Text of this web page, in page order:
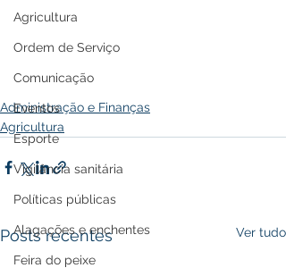
Agricultura
Ordem de Serviço
Comunicação
Eventos
Esporte
Vigilância sanitária
Políticas públicas
Alagações e enchentes
Feira do peixe
Administração e Finanças
Agricultura
Posts recentes Ver tudo